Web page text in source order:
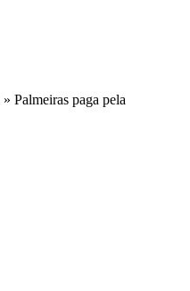
» Palmeiras paga pela